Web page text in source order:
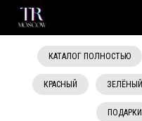
КАТАЛОГ ПОЛНОСТЬЮ
КРАСНЫЙ ЗЕЛЁНЫЙ
ПОДАРКИ